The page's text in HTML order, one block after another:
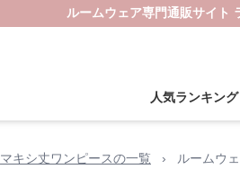
ルームウェア専門通販サイト
人気ランキング
マキシ丈ワンピースの一覧 › ルームウ